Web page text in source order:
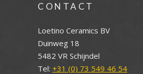
CONTACT
Loetino Ceramics BV
Duinweg 18
5482 VR Schijndel
Tel: +31 (0) 73 549 46 54